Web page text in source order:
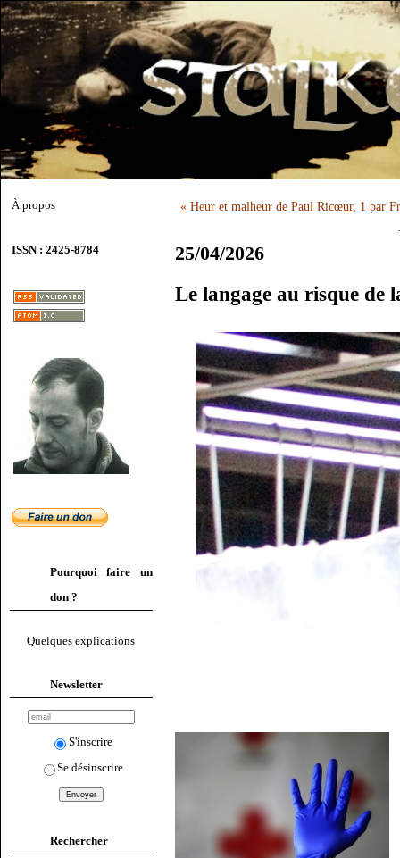
À propos
ISSN : 2425-8784
Pourquoi faire un
don ?
Quelques explications
Newsletter
S'inscrire
Se désinscrire
Rechercher
« Heur et malheur de Paul Ricœur, 1 par
25/04/2026
Le langage au risque de